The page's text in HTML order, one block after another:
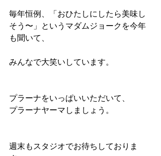
毎年恒例、「おひたしにしたら美味し
そう〜」というマダムジョークを今年
も聞いて、
みんなで大笑いしています。
プラーナをいっぱいいただいて、
プラーナヤーマしましょう。
週末もスタジオでお待ちしておりま